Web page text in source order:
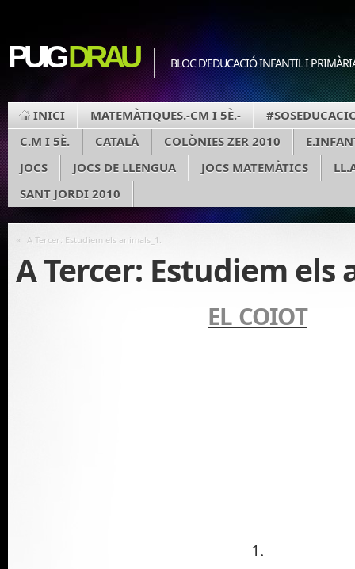
PUIGDRAU BLOC D'EDUCACIÓ INFANTIL I
INICI MATEMÀTIQUES.-CM I 5È.-
C.M I 5È.
CATALÀ COLÒNIES ZER 2010
JOCS
JOCS DE LLENGUA JOCS MATEMÀTICS
SANT JORDI 2010
« A Tercer: Estudiem els animals_1.
A Tercer: Estudiem els
EL COIOT
1.